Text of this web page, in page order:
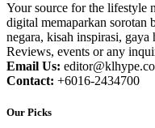
Your source for the lifestyle
digital memaparkan sorotan
negara, kisah inspirasi, gaya
Reviews, events or any
Email Us:
Contact: +6016-2434700
Our Picks